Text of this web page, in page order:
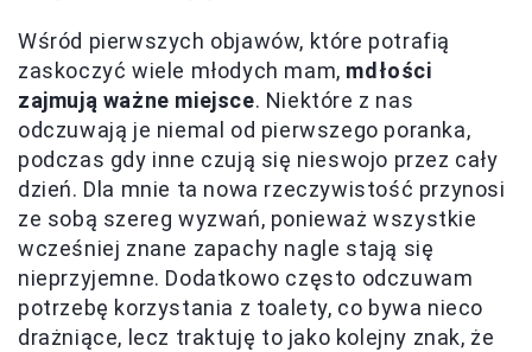
Wśród pierwszych objawów, które potrafią
zaskoczyć wiele młodych mam, mdłości
zajmują ważne miejsce. Niektóre z nas
odczuwają je niemal od pierwszego poranka,
podczas gdy inne czują się nieswojo przez cały
dzień. Dla mnie ta nowa rzeczywistość przynosi
ze sobą szereg wyzwań, ponieważ wszystkie
wcześniej znane zapachy nagle stają się
nieprzyjemne. Dodatkowo często odczuwam
potrzebę korzystania z toalety, co bywa nieco
drażniące, lecz traktuję to jako kolejny znak, że